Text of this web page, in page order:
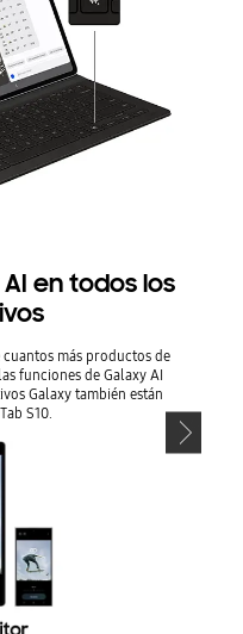
en todos los
más productos de
funciones de Galaxy AI
Galaxy también están
S10.